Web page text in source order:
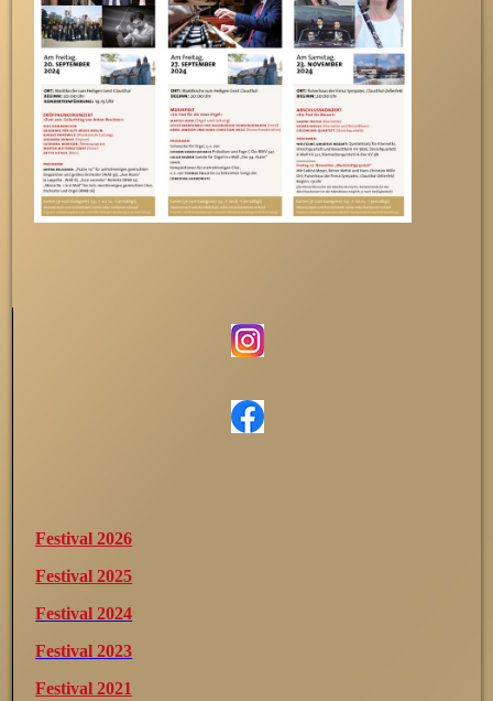
Festival 2026
Festival 2025
Festival 2024
Festival 2023
Festival 2021